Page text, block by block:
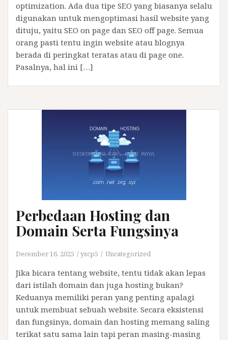
optimization. Ada dua tipe SEO yang biasanya selalu
digunakan untuk mengoptimasi hasil website yang
dituju, yaitu SEO on page dan SEO off page. Semua
orang pasti tentu ingin website atau blognya
berada di peringkat teratas atau di page one.
Pasalnya, hal ini […]
Perbedaan Hosting dan
Domain Serta Fungsinya
December 16, 2025 yscp5 Uncategorized
Jika bicara tentang website, tentu tidak akan lepas
dari istilah domain dan juga hosting bukan?
Keduanya memiliki peran yang penting apalagi
untuk membuat sebuah website. Secara eksistensi
dan fungsinya, domain dan hosting memang saling
terikat satu sama lain tapi peran masing-masing